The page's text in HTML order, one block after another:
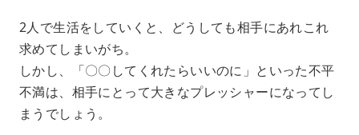
2人で生活をしていくと、どうしても相手にあれこれ
求めてしまいがち。
しかし、「〇〇してくれたらいいのに」といった不平
不満は、相手にとって大きなプレッシャーになってし
まうでしょう。